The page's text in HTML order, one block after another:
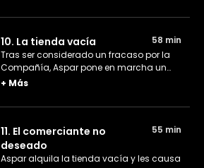
divertidos incidentes.
10. La tienda vacía
58 min
Tras ser considerado un fracaso por la
Compañía, Aspar pone en marcha un
nuevo plan. La noticia de que la tienda
a los vecinos.
+ Más
11. El comerciante no
deseado
55 min
Aspar alquila la tienda vacía y les causa